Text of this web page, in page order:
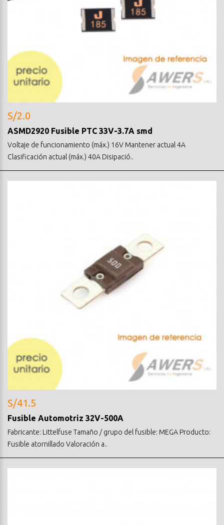
S/2.0
ASMD2920 Fusible PTC 33V-3.7A smd
Voltaje de funcionamiento (máx.) 16V Mantener actual 4A
Clasificación actual (máx.) 40A Disipació..
S/41.5
Fusible Automotriz 32V-500A
Fabricante: Littelfuse Tamaño / grupo del fusible: MEGA Producto:
Fusible atornillado Valoración a..